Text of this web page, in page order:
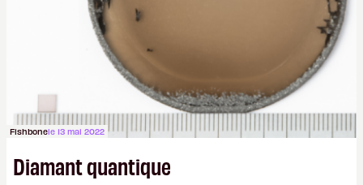
Fishbonele 13 mai 2022
Diamant quantique